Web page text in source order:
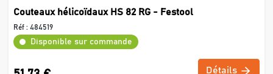
Couteaux hélicoïdaux HS 82 RG - Festool
Réf : 484519
Disponible sur commande
Détails